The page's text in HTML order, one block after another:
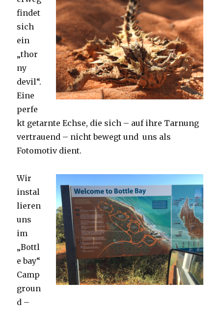
findet
sich
ein
„thor
ny
devil“.
Eine
perfe
kt getarnte Echse, die sich – auf ihre Tarnung
vertrauend – nicht bewegt und uns als
Fotomotiv dient.
Wir
instal
lieren
uns
im
„Bottl
e bay“
Camp
groun
d –